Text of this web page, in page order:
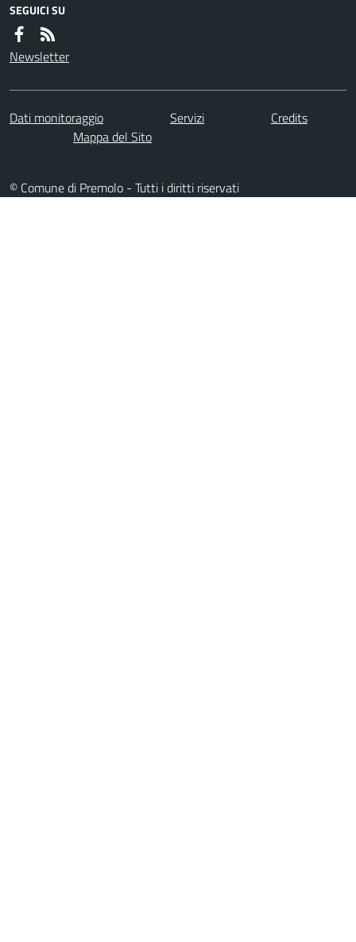
SEGUICI SU
Newsletter
Dati monitoraggio Servizi
Credits
Mappa del Sito
© Comune di Premolo - Tutti i diritti riservati